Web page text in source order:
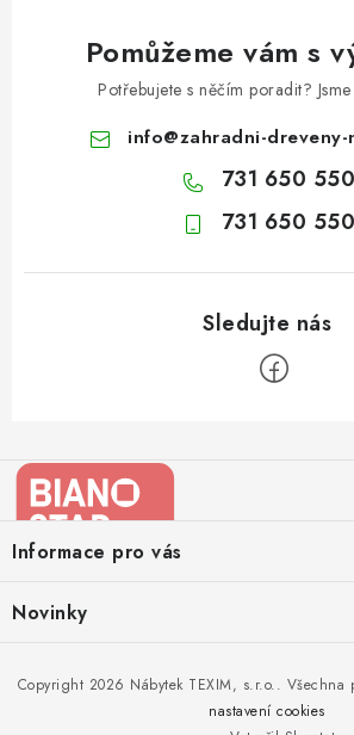
Pomůžeme vám s
Potřebujete s něčím poradit?
info@zahradni-
731 650 550
731 650 550
aInformace pro vás
Kontakty
Doprava nábytku k Vám
Novinky
to!
Copyright 2026 Nábytek TEXIM, s.r.o.. Všechna
nastavení cookies